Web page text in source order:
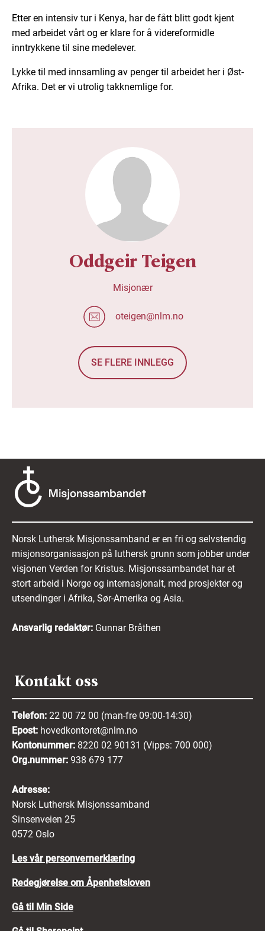
Etter en intensiv tur i Kenya, har de fått blitt godt kjent
med arbeidet vårt og er klare for å videreformidle
inntrykkene til sine medelever.
Lykke til med innsamling av penger til arbeidet her i Øst-
Afrika. Det er vi utrolig takknemlige for.
Oddgeir Teigen
Misjonær
oteigen@nlm.no
SE FLERE INNLEGG
Norsk Luthersk Misjonssamband er en fri og selvstendig
misjonsorganisasjon på luthersk grunn som jobber under
visjonen Verden for Kristus. Misjonssambandet har et
stort arbeid i Norge og internasjonalt, med prosjekter og
utsendinger i Afrika, Sør-Amerika og Asia.
Ansvarlig redaktør: Gunnar Bråthen
Kontakt oss
Telefon: 22 00 72 00 (man-fre 09:00-14:30)
Epost: hovedkontoret@nlm.no
Kontonummer: 8220 02 90131 (Vipps: 700 000)
Org.nummer: 938 679 177
Adresse:
Norsk Luthersk Misjonssamband
Sinsenveien 25
0572 Oslo
Les vår personvernerklæring
Redegjørelse om Åpenhetsloven
Gå til Min Side